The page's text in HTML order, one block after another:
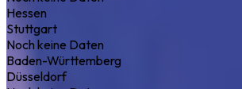
Hessen
Stuttgart
Noch keine Daten
Baden-Württemberg
Düsseldorf